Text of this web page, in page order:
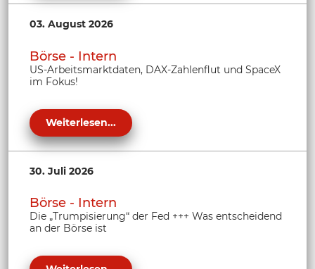
03. August 2026
Börse - Intern
US-Arbeitsmarktdaten, DAX-Zahlenflut und SpaceX
im Fokus!
Weiterlesen...
30. Juli 2026
Börse - Intern
Die „Trumpisierung“ der Fed +++ Was entscheidend
an der Börse ist